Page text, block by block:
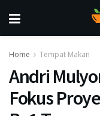
Home Tempat Makan
Andri
Fokus